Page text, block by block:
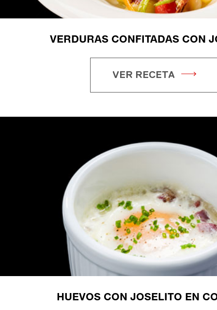
VERDURAS CONFITADAS CON
VER RECETA
HUEVOS CON JOSELITO EN